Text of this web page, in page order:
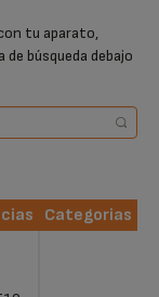
tu aparato,
búsqueda debajo
Categorias